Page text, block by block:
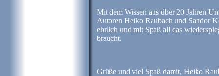
Mit dem Wissen aus über 20 Jahren
Autoren Heiko Raubach und Sandor
ehrlich und mit Spaß all das
braucht.
Grüße und viel Spaß damit, Heiko